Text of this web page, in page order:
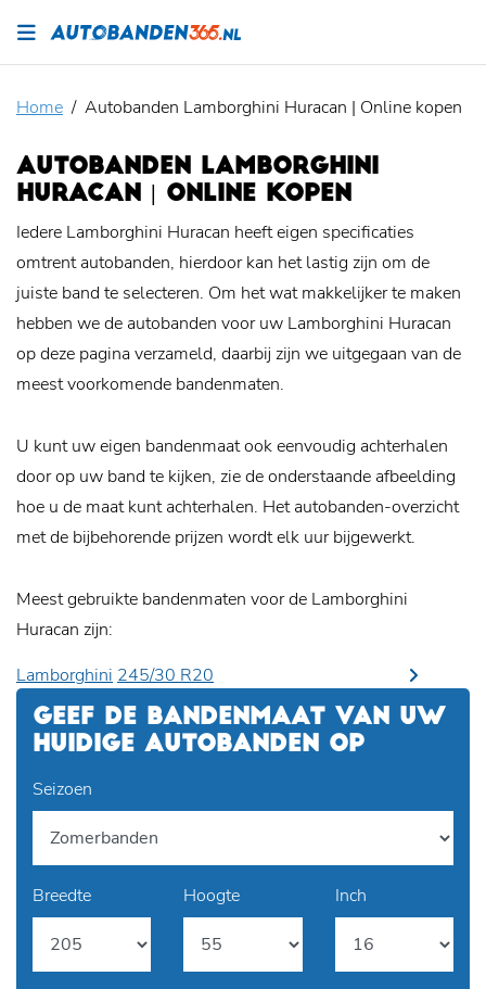
Home Autobanden Lamborghini Huracan | Online kopen
AUTOBANDEN LAMBORGHINI
HURACAN | ONLINE KOPEN
Iedere Lamborghini Huracan heeft eigen specificaties
omtrent autobanden, hierdoor kan het lastig zijn om de
juiste band te selecteren. Om het wat makkelijker te maken
hebben we de autobanden voor uw Lamborghini Huracan
op deze pagina verzameld, daarbij zijn we uitgegaan van de
meest voorkomende bandenmaten.
U kunt uw eigen bandenmaat ook eenvoudig achterhalen
door op uw band te kijken, zie de onderstaande afbeelding
hoe u de maat kunt achterhalen. Het autobanden-overzicht
met de bijbehorende prijzen wordt elk uur bijgewerkt.
Meest gebruikte bandenmaten voor de Lamborghini
Huracan zijn:
Lamborghini 245/30 R20
GEEF DE BANDENMAAT VAN UW
HUIDIGE AUTOBANDEN OP
Seizoen
Breedte Hoogte Inch